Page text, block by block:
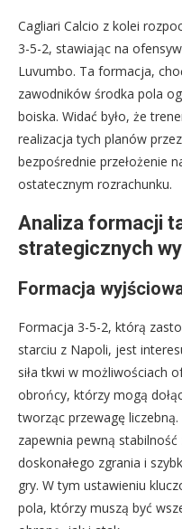
Cagliari Calcio z kolei
3-5-2, stawiając na
Luvumbo. Ta formacja,
zawodników środka pola
boiska. Widać było, że
realizacja tych planów
bezpośrednie przełożenie
ostatecznym rozrachunku.
Analiza formacji
strategicznych
Formacja
Formacja 3-5-2, którą
starciu z Napoli, jest
siła tkwi w możliwościach
obrońcy, którzy mogą
tworząc przewagę
zapewnia pewną
doskonałego zgrania i
gry. W tym ustawieniu
pola, którzy muszą być